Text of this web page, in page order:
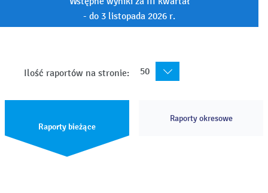
- do 3 listopada 2026 r.
Ilość raportów na stronie: 50
Raporty bieżące
Raporty okresowe